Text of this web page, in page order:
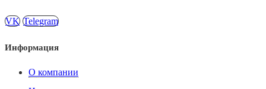
VK Telegram
Информация
О компании